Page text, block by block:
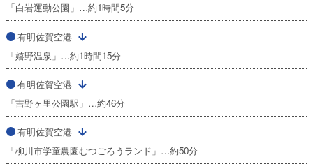
「白岩運動公園」…約1時間5分
有明佐賀空港
「嬉野温泉」…約1時間15分
有明佐賀空港
「吉野ヶ里公園駅」…約46分
有明佐賀空港
「柳川市学童農園むつごろうランド」…約50分